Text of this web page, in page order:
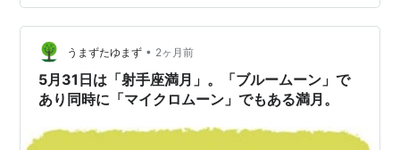
グを通して アドバイスさせていただきます。 お近くにお
越しの際は お立寄りお待ちしております。 各日程にて
お待ちいたしております アッという間に6月…
うまずたゆまず • 2ヶ月前
5月31日は「射手座満月」。「ブルームーン」で
あり同時に「マイクロムーン」でもある満月。